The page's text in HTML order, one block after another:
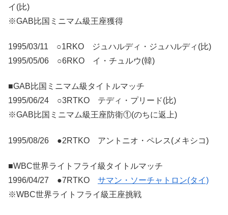
イ(比)
※GAB比国ミニマム級王座獲得
1995/03/11 ○1RKO ジュハルディ・ジュハルディ(比)
1995/05/06 ○6RKO イ・チュルウ(韓)
■GAB比国ミニマム級タイトルマッチ
1995/06/24 ○3RTKO テディ・プリード(比)
※GAB比国ミニマム級王座防衛①(のちに返上)
1995/08/26 ●2RTKO アントニオ・ペレス(メキシコ)
■WBC世界ライトフライ級タイトルマッチ
1996/04/27 ●7RTKO サマン・ソーチャトロン(タイ)
※WBC世界ライトフライ級王座挑戦